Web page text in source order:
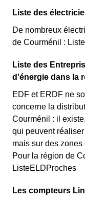
Liste des
De nombreux
de Courménil :
Liste des
d'énergie dans la
EDF et ERDF ne
concerne la
Courménil : il
qui peuvent
mais sur des
Pour la région de
ListeELDProches
Les compteurs